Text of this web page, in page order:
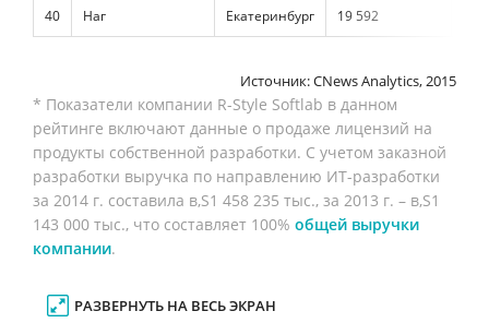
40 Наг Екатеринбург 19 592
Источник: CNews Analytics, 2015
* Показатели компании R-Style Softlab в данном
рейтинге включают данные о продаже лицензий на
продукты собственной разработки. С учетом заказной
разработки выручка по направлению ИТ-разработки
за 2014 г. составила
1 458 235 тыс., за 2013 г. –
1
143 000 тыс., что составляет 100% общей выручки
компании.
РАЗВЕРНУТЬ НА ВЕСЬ ЭКРАН